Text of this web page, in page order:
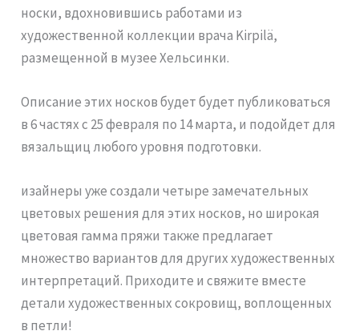
носки, вдохновившись работами из
художественной коллекции врача Kirpilä,
размещенной в музее Хельсинки.
Описание этих носков будет будет публиковаться
в 6 частях с 25 февраля по 14 марта, и подойдет для
вязальщиц любого уровня подготовки.
изайнеры уже создали четыре замечательных
цветовых решения для этих носков, но широкая
цветовая гамма пряжи также предлагает
множество вариантов для других художественных
интерпретаций. Приходите и свяжите вместе
детали художественных сокровищ, воплощенных
в петли!